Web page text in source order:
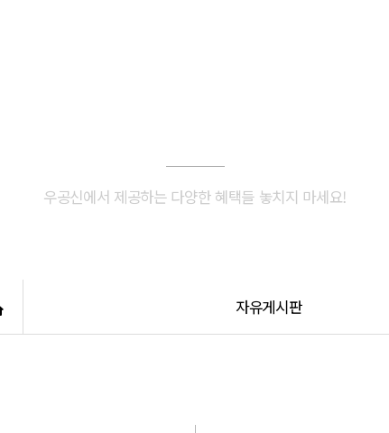
자유게시판
우공신에서 제공하는 다양한 혜택들 놓치지 마세요!